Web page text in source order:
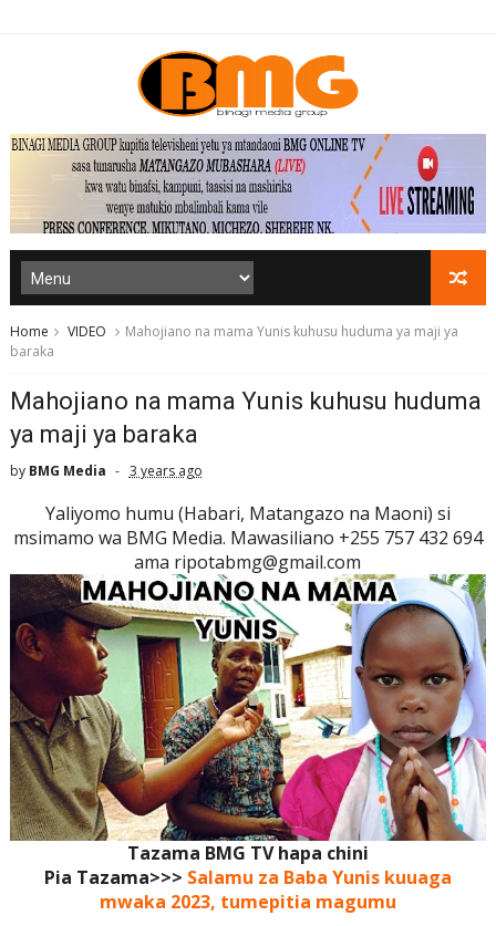
Home VIDEO
Mahojiano na mama Yunis kuhusu huduma ya maji ya
baraka
Mahojiano na mama Yunis kuhusu huduma
ya maji ya baraka
by BMG Media 3 years ago
Yaliyomo humu (Habari, Matangazo na Maoni) si
msimamo wa BMG Media. Mawasiliano +255 757 432 694
ama ripotabmg@gmail.com
Tazama BMG TV hapa chini
Pia Tazama>>> Salamu za Baba Yunis kuuaga
mwaka 2023, tumepitia magumu